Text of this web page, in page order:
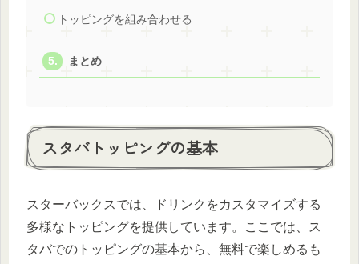
トッピングを組み合わせる
まとめ
スタバトッピングの基本
スターバックスでは、ドリンクをカスタマイズする
多様なトッピングを提供しています。ここでは、ス
タバでのトッピングの基本から、無料で楽しめるも